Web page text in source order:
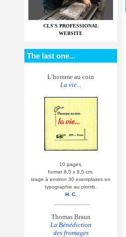
CLS'S PROFESSIONAL
WEBSITE
The last one...
L’homme au coin
La vie...
10 pages,
format 8,5 x 8,5 cm.
tirage à environ 30 exemplaires en
typographie au plomb.
H. C.
Thomas Braun
La Bénédiction
des fromages